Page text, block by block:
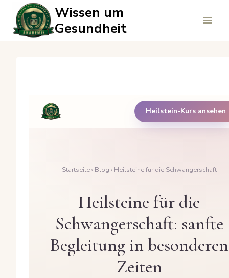
Inhalt
springen
Wissen um
Gesundheit
Heilstein-Kurs ansehen
Startseite› Blog › Heilsteine für die Schwangerschaft
Heilsteine für die
Schwangerschaft: sanfte
Begleitung in besonderen
Zeiten